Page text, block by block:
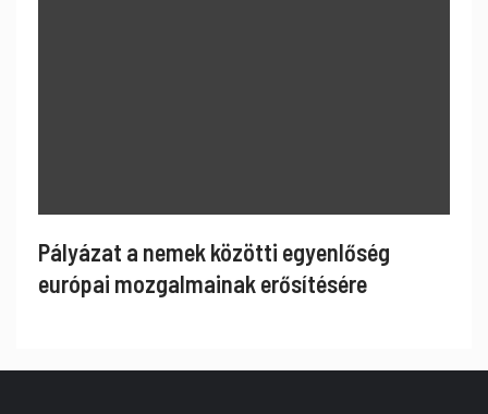
Pályázat a nemek közötti egyenlőség
európai mozgalmainak erősítésére